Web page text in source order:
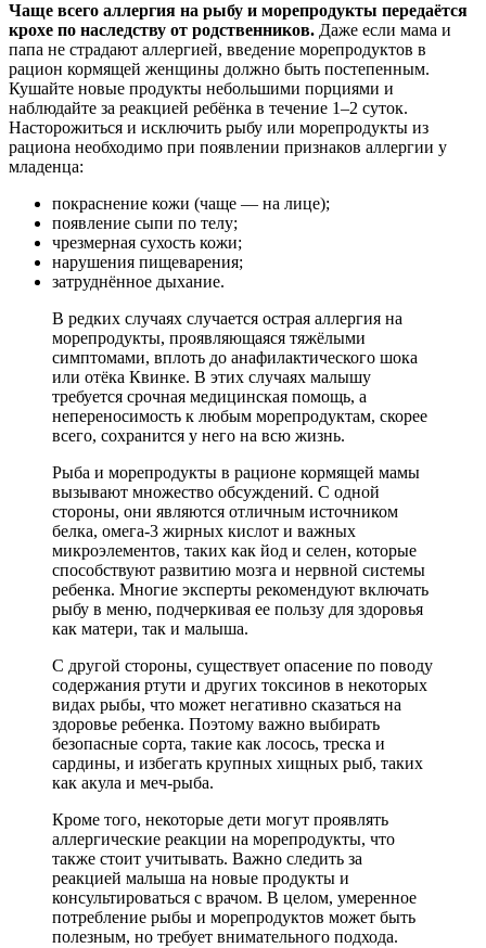
Чаще всего аллергия на рыбу и морепродукты передаётся
крохе по наследству от родственников. Даже если мама и
папа не страдают аллергией, введение морепродуктов в
рацион кормящей женщины должно быть постепенным.
Кушайте новые продукты небольшими порциями и
наблюдайте за реакцией ребёнка в течение 1–2 суток.
Насторожиться и исключить рыбу или морепродукты из
рациона необходимо при появлении признаков аллергии у
младенца:
покраснение кожи (чаще — на лице);
появление сыпи по телу;
чрезмерная сухость кожи;
нарушения пищеварения;
затруднённое дыхание.
В редких случаях случается острая аллергия на
морепродукты, проявляющаяся тяжёлыми
симптомами, вплоть до анафилактического шока
или отёка Квинке. В этих случаях малышу
требуется срочная медицинская помощь, а
непереносимость к любым морепродуктам, скорее
всего, сохранится у него на всю жизнь.
Рыба и морепродукты в рационе кормящей мамы
вызывают множество обсуждений. С одной
стороны, они являются отличным источником
белка, омега-3 жирных кислот и важных
микроэлементов, таких как йод и селен, которые
способствуют развитию мозга и нервной системы
ребенка. Многие эксперты рекомендуют включать
рыбу в меню, подчеркивая ее пользу для здоровья
как матери, так и малыша.
С другой стороны, существует опасение по поводу
содержания ртути и других токсинов в некоторых
видах рыбы, что может негативно сказаться на
здоровье ребенка. Поэтому важно выбирать
безопасные сорта, такие как лосось, треска и
сардины, и избегать крупных хищных рыб, таких
как акула и меч-рыба.
Кроме того, некоторые дети могут проявлять
аллергические реакции на морепродукты, что
также стоит учитывать. Важно следить за
реакцией малыша на новые продукты и
консультироваться с врачом. В целом, умеренное
потребление рыбы и морепродуктов может быть
полезным, но требует внимательного подхода.